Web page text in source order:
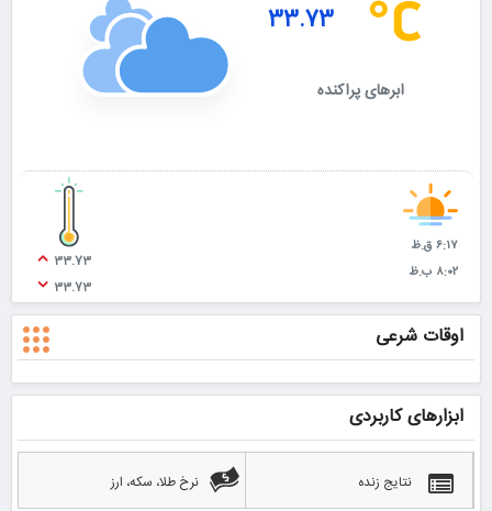
33.73
ابرهای پراکنده
33.73
33.73
۶:۱۷ ق.ظ
۸:۰۲ ب.ظ
اوقات شرعی
ابزارهای کاربردی
نتایج زنده نرخ طلا، سکه، ارز